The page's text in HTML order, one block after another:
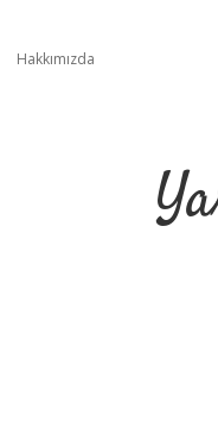
Hakkımızda